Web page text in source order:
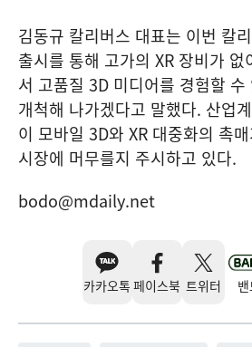
김동규 칼리버스 대표는 이번 칼
출시를 통해 고가의 XR 장비가 없
서 고품질 3D 미디어를 경험할
개척해 나가겠다고 말했다. 산업
이 모바일 3D와 XR 대중화의 촉
시장에 머무를지 주시하고 있다.
bodo@mdaily.net
카카오톡 페이스북 트위터